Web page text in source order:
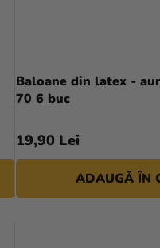
Baloane din latex -
70 6 buc
din
5
stele.
19,90 Lei
ADAUGĂ ÎN